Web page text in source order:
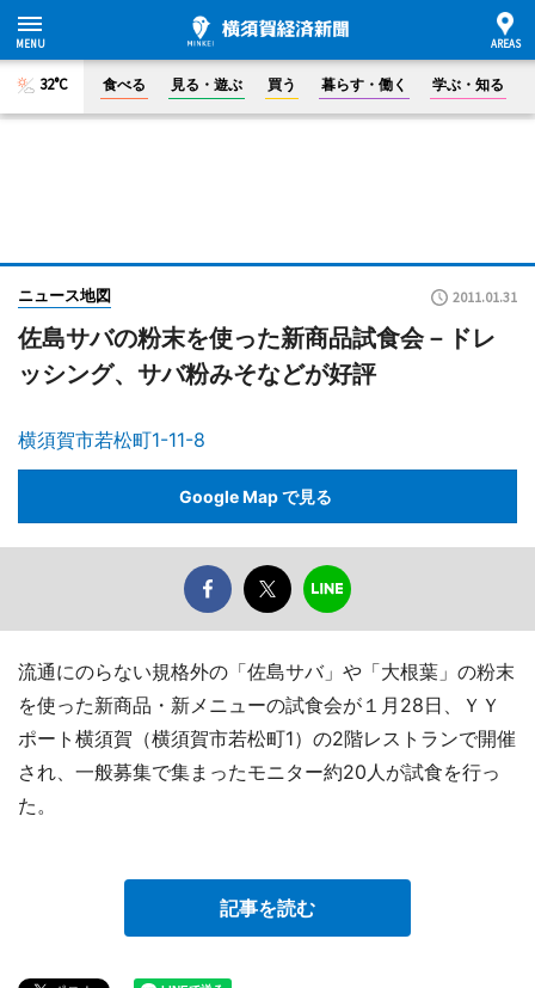
32°C 食べる 見る・遊ぶ 買う 暮らす・働く 学ぶ・知る
ニュース地図 2011.01.31
佐島サバの粉末を使った新商品試食会－ドレ
ッシング、サバ粉みそなどが好評
横須賀市若松町1-11-8
Google Map で見る
流通にのらない規格外の「佐島サバ」や「大根葉」の粉末
を使った新商品・新メニューの試食会が１月28日、ＹＹ
ポート横須賀（横須賀市若松町1）の2階レストランで開催
され、一般募集で集まったモニター約20人が試食を行っ
た。
記事を読む